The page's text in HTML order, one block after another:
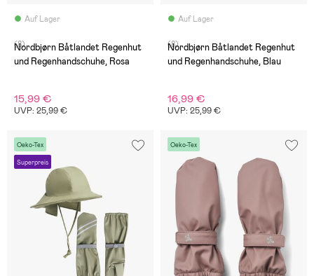
Auf Lager
(8)
Nordbjørn Båtlandet Regenhut
und Regenhandschuhe, Rosa
15,99 €
UVP: 25,99 €
Auf Lager
(8)
Nordbjørn Båtlandet Regenhut
und Regenhandschuhe, Blau
16,99 €
UVP: 25,99 €
Oeko-Tex
Superpreis
Oeko-Tex